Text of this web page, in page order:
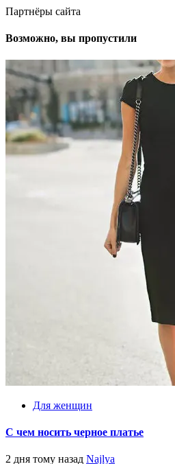
Партнёры сайта
Возможно, вы пропустили
Для женщин
С чем носить черное платье
2 дня тому назад Najlya